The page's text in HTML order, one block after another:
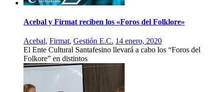
Acebal y Firmat reciben los «Foros del Folklore»
Acebal, Firmat, Gestión E.C. 14 enero, 2020
El Ente Cultural Santafesino llevará a cabo los “Foros del
Folkore” en distintos